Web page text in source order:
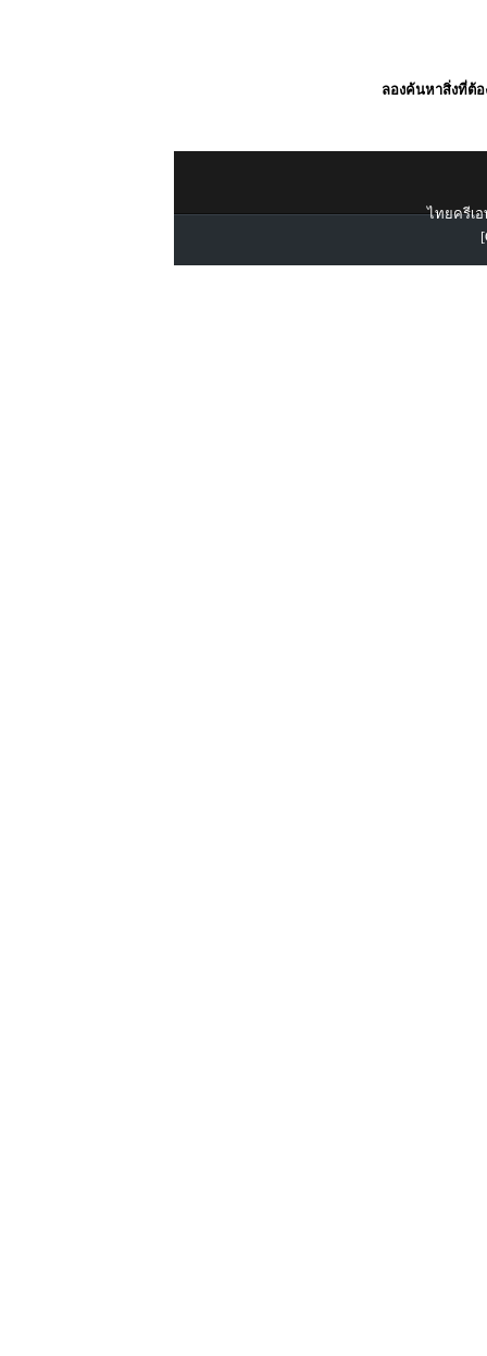
ลองค้นหาสิ่งที่ต้อ
ไทยครีเอ
[